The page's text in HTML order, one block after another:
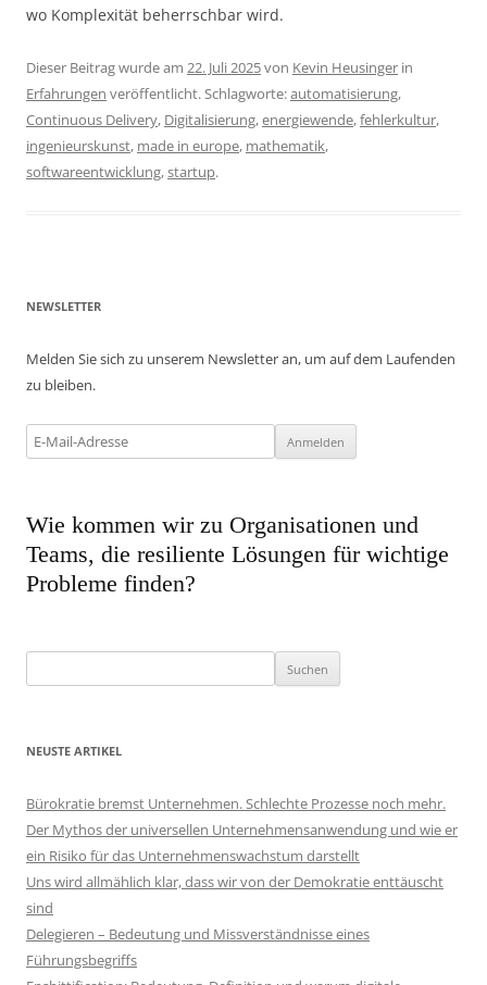
wo Komplexität beherrschbar wird.
Dieser Beitrag wurde am 22. Juli 2025von Kevin Heusinger in
Erfahrungen veröffentlicht. Schlagworte:automatisierung,
Continuous Delivery, Digitalisierung,energiewende,fehlerkultur,
ingenieurskunst, made in europe, mathematik,
softwareentwicklung,startup.
NEWSLETTER
Melden Sie sich zu unserem Newsletter an, um auf dem Laufenden
zu bleiben.
Wie kommen wir zu Organisationen und
Teams, die resiliente Lösungen für wichtige
Probleme finden?
nach:
NEUSTE ARTIKEL
Bürokratie bremst Unternehmen. Schlechte Prozesse noch mehr.
Der Mythos der universellen Unternehmensanwendung und wie er
ein Risiko für das Unternehmenswachstum darstellt
Uns wird allmählich klar, dass wir von der Demokratie enttäuscht
sind
Delegieren – Bedeutung und Missverständnisse eines
Führungsbegriffs